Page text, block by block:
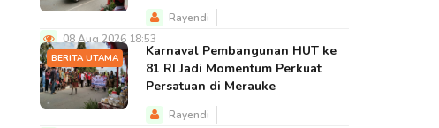
Rayendi
08 Aug 2026 18:53
BERITA UTAMA
Karnaval Pembangunan HUT ke
81 RI Jadi Momentum Perkuat
Persatuan di Merauke
Rayendi